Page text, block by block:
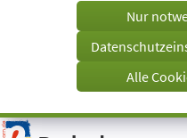
Visuelle
Tab)
Nur
Alle